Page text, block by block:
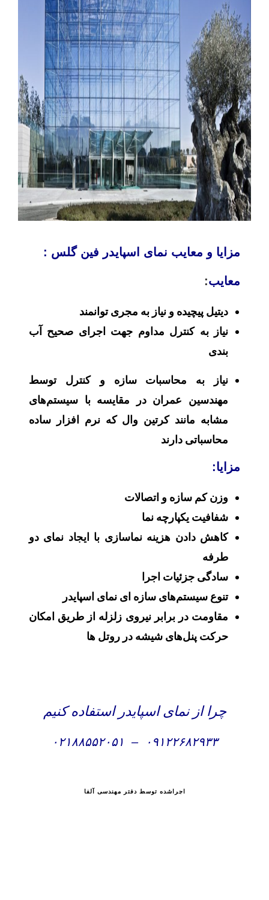
مزایا و معایب نمای اسپایدر فین گلس :
معایب:
دیتیل پیچیده و نیاز به مجری توانمند
نیاز به کنترل مداوم جهت اجرای صحیح
آب‌
بندی
نیاز به محاسبات سازه و کنترل توسط
مهندسین عمران در مقایسه با سیستم‌های
مشابه مانند کرتین وال که نرم افزار ساده
محاسباتی دارند
مزایا:
وزن کم سازه و اتصالات
شفافیت یکپارچه نما
کاهش دادن هزینه نماسازی با ایجاد نمای دو
طرفه
سادگی جزئیات اجرا
تنوع سیستم‌های سازه ای نمای اسپایدر
مقاومت در برابر نیروی زلزله از طریق امکان
حرکت پنل‌های شیشه در روتل ها
چرا از نمای اسپایدر استفاده کنیم
۰۹۱۲۲۶۸۲۹۳۳ – ۰۲۱۸۸۵۵۲۰۵۱
اجراشده توسط دفتر مهندسی آلفا